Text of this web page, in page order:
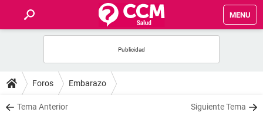
MENU
FOROS
SALUD
Foros Embarazo
Tema Anterior Siguiente Tema